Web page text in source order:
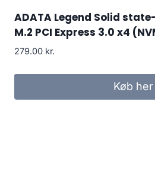
ADATA Legend Solid
M.2 PCI Express 3.0 x4
279.00 kr.
Køb her